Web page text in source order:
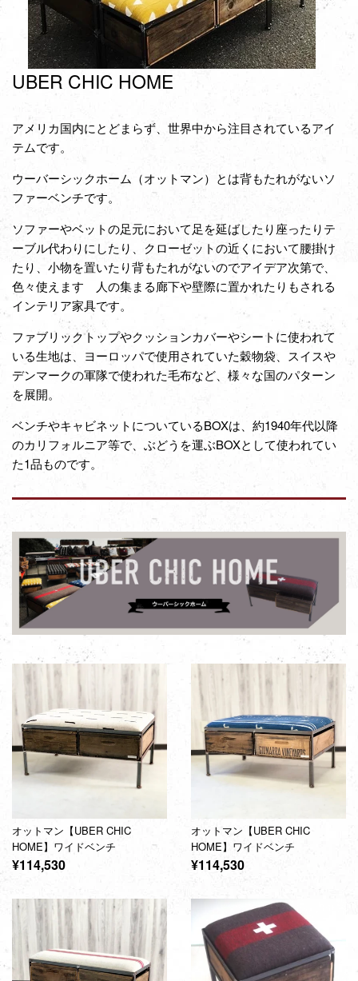
UBER CHIC HOME
アメリカ国内にとどまらず、世界中から注目されているアイ
テムです。
ウーバーシックホーム（オットマン）とは背もたれがないソ
ファーベンチです。
ソファーやベットの足元において足を延ばしたり座ったりテ
ーブル代わりにしたり、クローゼットの近くにおいて腰掛け
たり、小物を置いたり背もたれがないのでアイデア次第で、
色々使えます 人の集まる廊下や壁際に置かれたりもされる
インテリア家具です。
ファブリックトップやクッションカバーやシートに使われて
いる生地は、ヨーロッパで使用されていた穀物袋、スイスや
デンマークの軍隊で使われた毛布など、様々な国のパターン
を展開。
ベンチやキャビネットについているBOXは、約1940年代以降
のカリフォルニア等で、ぶどうを運ぶBOXとして使われてい
た1品ものです。
オットマン【UBER CHIC
HOME】ワイドベンチ
通
価
¥114,530
オットマン【UBER CHIC
HOME】ワイドベンチ
通
価
格
¥114,530